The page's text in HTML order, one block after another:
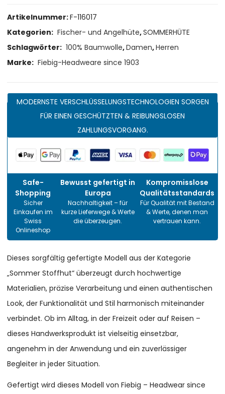
Artikelnummer:F-116017
Kategorien: Fischer- und Angelhüte,SOMMERHÜTE
Schlagwörter: 100% Baumwolle,Damen,Herren
Marke: Fiebig-Headweare since 1903
MODERNSTE VERSCHLÜSSELUNGSTECHNOLOGIEN SORGEN
FÜR EINEN GESCHÜTZTEN & REIBUNGSLOSEN
ZAHLUNGSVORGANG.
Safe-
Shopping
Sicher
Einkaufen im
Swiss
Onlineshop
Bewusst gefertigt in
Europa
Nachhaltigkeit – für
kurze Lieferwege & Werte
die überzeugen.
Kompromisslose
Qualitätsstandards
Für Qualität mit Bestand
& Werte, denen man
vertrauen kann.
Dieses sorgfältig gefertigte Modell aus der Kategorie
„Sommer Stoffhut“ überzeugt durch hochwertige
Materialien, präzise Verarbeitung und einen authentischen
Look, der Funktionalität und Stil harmonisch miteinander
verbindet. Ob im Alltag, in der Freizeit oder auf Reisen –
dieses Handwerksprodukt ist vielseitig einsetzbar,
angenehm in der Anwendung und ein zuverlässiger
Begleiter in jeder Situation.
Gefertigt wird dieses Modell von Fiebig – Headwear since